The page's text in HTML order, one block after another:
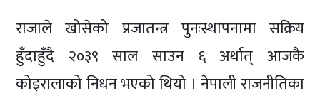
राजाले खोसेको प्रजातन्त्र पुनःस्थापनामा सक्रिय
हुँदाहुँदै २०३९ साल साउन ६ अर्थात् आजकै
कोइरालाको निधन भएको थियो । नेपाली राजनीतिका